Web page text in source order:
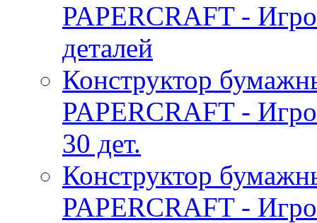
PAPERCRAFT -
деталей
Конструктор
PAPERCRAFT -
30 дет.
Конструктор
PAPERCRAFT -